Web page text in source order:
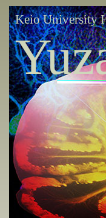
Keio University